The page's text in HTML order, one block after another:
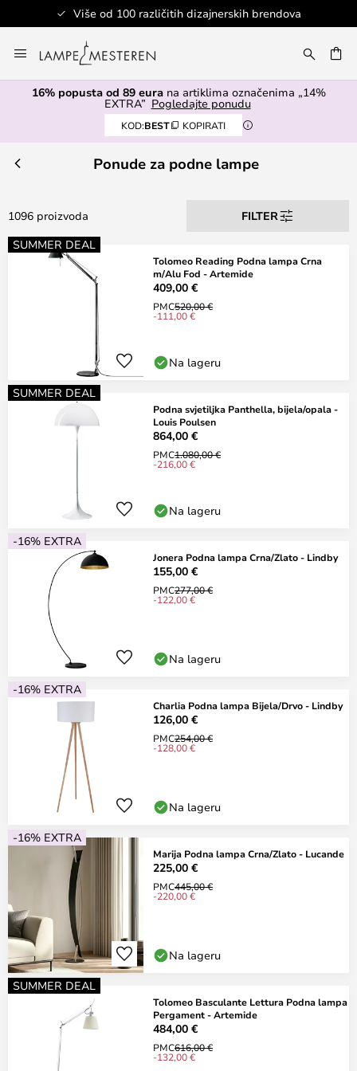
Sigurno plaćanje
to
Content
16% popusta od 89 eurana artiklima označenima „14%
EXTRA” Pogledajte ponudu
KOD:BEST KOPIRATI
Ponude za podne lampe
1096 proizvoda
FILTER
SUMMER DEAL
Tolomeo Reading Podna lampa Crna
m/Alu Fod - Artemide
409,00 €
PMC520,00 €
-111,00 €
Na lageru
SUMMER DEAL
Podna svjetiljka Panthella, bijela/opala -
Louis Poulsen
864,00 €
PMC1.080,00 €
-216,00 €
Na lageru
-16% EXTRA
Jonera Podna lampa Crna/Zlato - Lindby
155,00 €
PMC277,00 €
-122,00 €
Na lageru
-16% EXTRA
Charlia Podna lampa Bijela/Drvo - Lindby
126,00 €
PMC254,00 €
-128,00 €
Na lageru
-16% EXTRA
Marija Podna lampa Crna/Zlato - Lucande
225,00 €
PMC445,00 €
-220,00 €
Na lageru
SUMMER DEAL
Tolomeo Basculante Lettura Podna lampa
Pergament - Artemide
484,00 €
PMC616,00 €
-132,00 €